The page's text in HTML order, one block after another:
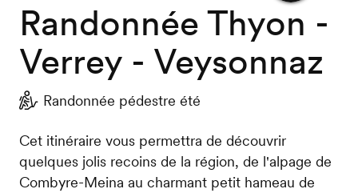
Afficher
Randonnée Thyon -
Verrey - Veysonnaz
Randonnée pédestre été
Cet itinéraire vous permettra de découvrir
quelques jolis recoins de la région, de l'alpage de
Combyre-Meina au charmant petit hameau de